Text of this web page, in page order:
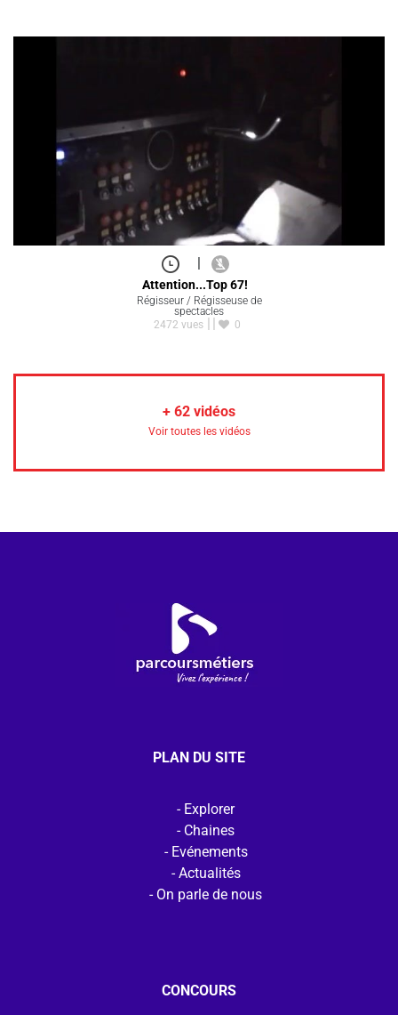
Attention...Top 67!
Régisseur / Régisseuse de
spectacles
2472 vues
0
+ 62 vidéos
Voir toutes les vidéos
PLAN DU SITE
Explorer
Chaines
Evénements
Actualités
On parle de nous
CONCOURS